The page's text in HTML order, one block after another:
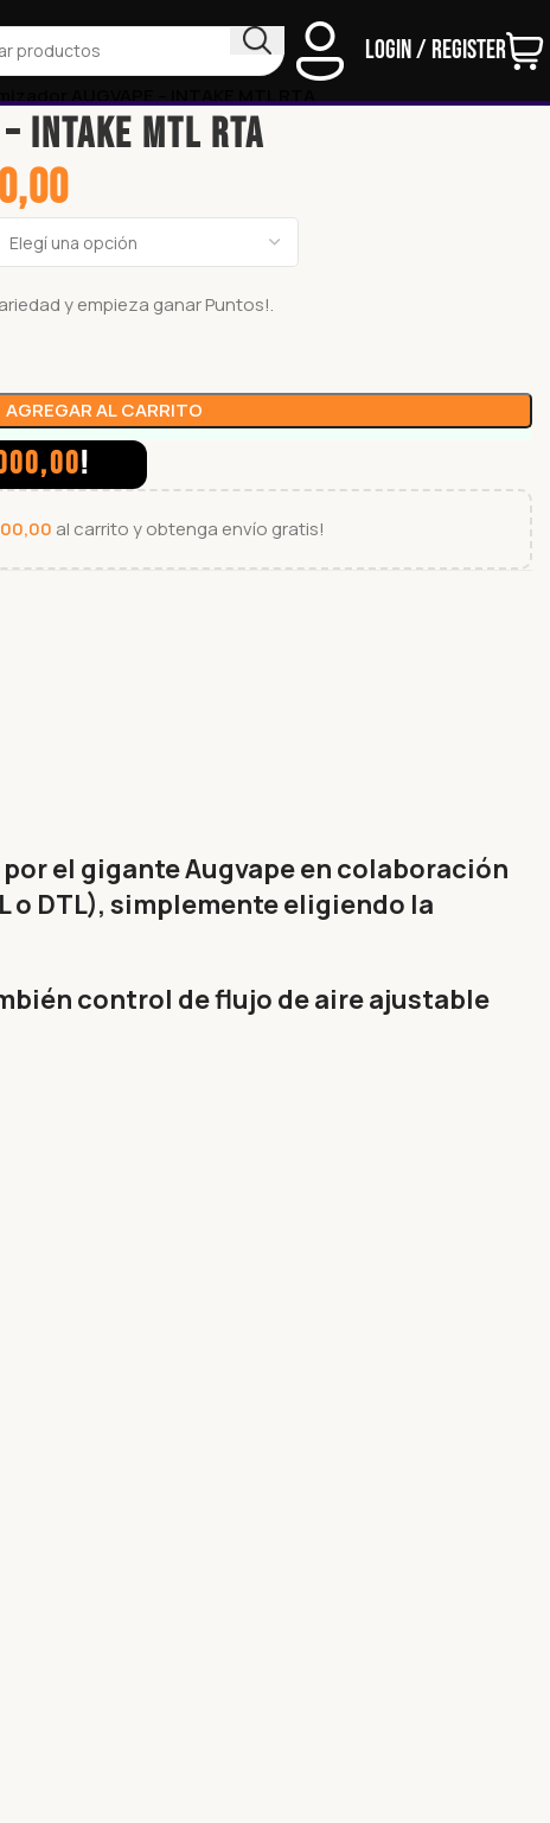
Login / Register
AUGVAPE – INTAKE MTL RTA
INTAKE MTL RTA
y empieza ganarPuntos!.
AGREGAR AL CARRITO
!
al carrito y obtenga envío gratis!
el gigante Augvape en colaboración
o DTL), simplemente eligiendo la
control de flujo de aire ajustable